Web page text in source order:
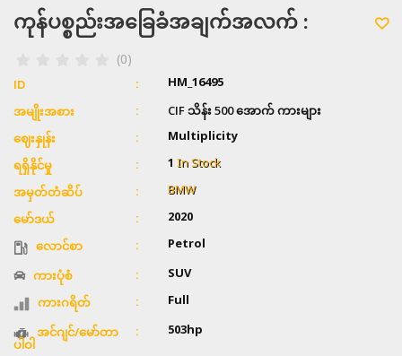
ကုန်ပစ္စည်းအခြေခံအချက်အလက် :
(0)
ID HM_16495
အမျိုးအစား
CIF သိန်း 500 အောက် ကားများ
ဈေးနှုန်း
Multiplicity
ရရှိနိုင်မှု 1In Stock
အမှတ်တံဆိပ် BMW
မော်ဒယ် 2020
လောင်စာ Petrol
ကားပုံစံ SUV
ကားဂရိတ် Full
အင်ဂျင်/မော်တာ
ပါဝါ
503hp